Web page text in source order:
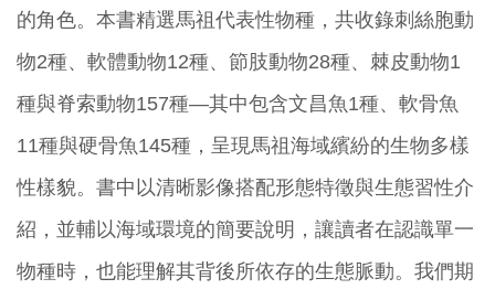
的角色。本書精選馬祖代表性物種，共收錄刺絲胞動
物2種、軟體動物12種、節肢動物28種、棘皮動物1
種與脊索動物157種—其中包含文昌魚1種、軟骨魚
11種與硬骨魚145種，呈現馬祖海域繽紛的生物多樣
性樣貌。書中以清晰影像搭配形態特徵與生態習性介
紹，並輔以海域環境的簡要說明，讓讀者在認識單一
物種時，也能理解其背後所依存的生態脈動。我們期